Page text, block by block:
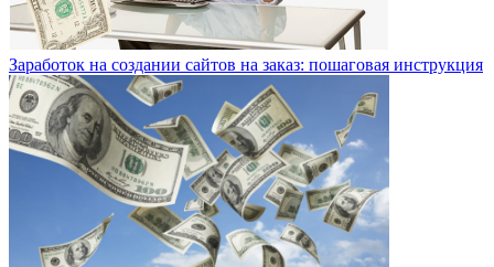
Заработок на создании сайтов на заказ: пошаговая инструкция